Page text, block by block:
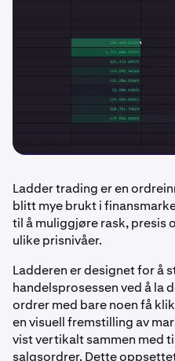
Ladder trading er en
blitt mye brukt i
til å muliggjøre rask, presis
ulike prisnivåer.
Ladderen er designet for å
handelsprosessen ved å la
ordrer med bare noen få
en visuell fremstilling av
vist vertikalt sammen med
salgsordrer. Dette